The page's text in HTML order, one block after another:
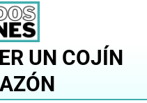
UN COJÍN